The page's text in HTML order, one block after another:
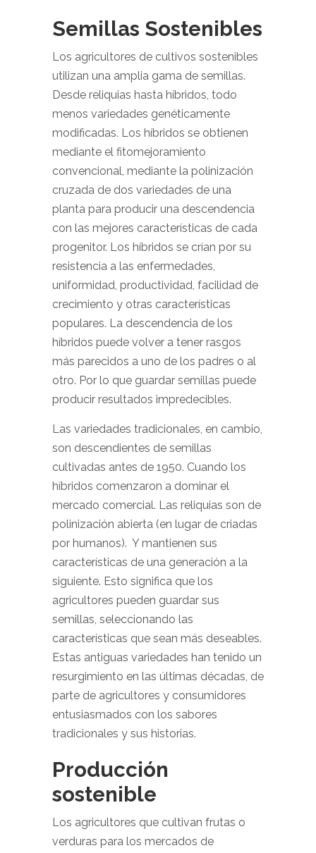
Semillas Sostenibles
Los agricultores de cultivos sostenibles
utilizan una amplia gama de semillas.
Desde reliquias hasta híbridos, todo
menos variedades genéticamente
modificadas. Los híbridos se obtienen
mediante el fitomejoramiento
convencional, mediante la polinización
cruzada de dos variedades de una
planta para producir una descendencia
con las mejores características de cada
progenitor. Los híbridos se crían por su
resistencia a las enfermedades,
uniformidad, productividad, facilidad de
crecimiento y otras características
populares. La descendencia de los
híbridos puede volver a tener rasgos
más parecidos a uno de los padres o al
otro. Por lo que guardar semillas puede
producir resultados impredecibles.
Las variedades tradicionales, en cambio,
son descendientes de semillas
cultivadas antes de 1950. Cuando los
híbridos comenzaron a dominar el
mercado comercial. Las reliquias son de
polinización abierta (en lugar de criadas
por humanos). Y mantienen sus
características de una generación a la
siguiente. Esto significa que los
agricultores pueden guardar sus
semillas, seleccionando las
características que sean más deseables.
Estas antiguas variedades han tenido un
resurgimiento en las últimas décadas, de
parte de agricultores y consumidores
entusiasmados con los sabores
tradicionales y sus historias.
Producción
sostenible
Los agricultores que cultivan frutas o
verduras para los mercados de